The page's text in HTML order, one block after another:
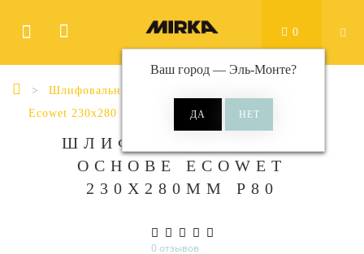
Ваш город — Эль-Монте?
0
Шлифовальные материалы
Ecowet 230x280 мм
ШЛИФ МАТ НА БУМ
ОСНОВЕ ECOWET
230X280ММ Р80
0 отзывов